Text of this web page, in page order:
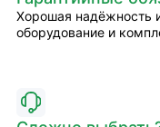
Хорошая надёжность
оборудование и